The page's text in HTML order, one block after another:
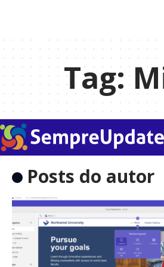
Tag:
Posts do autor